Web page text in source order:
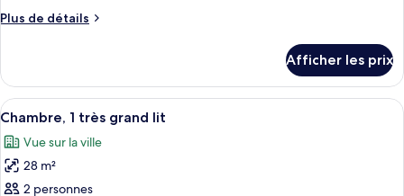
chambre :
très
grand
lit
Plus de détails
Plus
Suite
Junior,
1
grand
lit
Afficher les prix
Afficher
toutes
les
photos
pour
Une chambre d’hôtel moderne
6
Chambre, 1 très grand lit
Vue sur la ville
28 m²
2 personnes